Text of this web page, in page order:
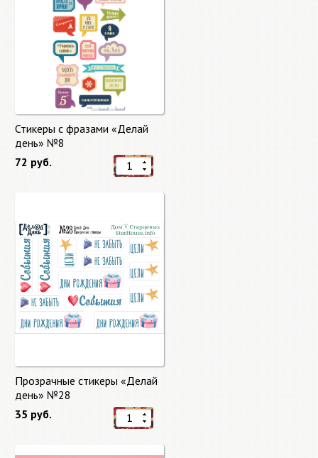
Стикеры с фразами «Делай
день» №8
72 руб.
Прозрачные стикеры «Делай
день» №28
35 руб.